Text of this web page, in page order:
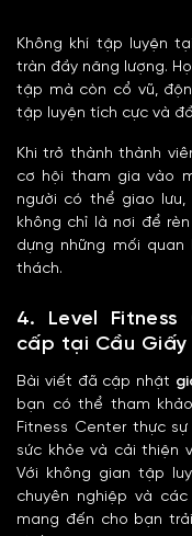
Không khí tập luyện
tràn đầy năng lượng.
tập mà còn cổ vũ,
tập luyện tích cực và
Khi trở thành thành
cơ hội tham gia vào
người có thể giao
không chỉ là nơi để
dựng những mối
thách.
4. Level
cấp tại Cầu Giấy
Bài viết đã cập nhật
bạn có thể tham
Fitness Center thực
sức khỏe và cải thiện
Với không gian tập
chuyên nghiệp và
mang đến cho bạn